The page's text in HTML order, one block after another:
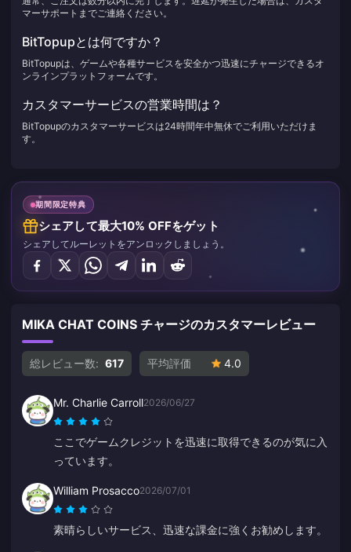
マーサポートまでご連絡ください。
BitTopupとは何ですか？
BitTopupは、ゲームや各種サービスを安全かつ迅速にチャージできるオ
ンラインプラットフォームです。
カスタマーサービスの営業時間は？
BitTopupのカスタマーサービスは24時間年中無休でご利用いただけま
す。
期間限定特典
シェアして最大10% OFFをゲット
シェアしてルーレットをアンロックしましょう。
MIKA CHAT COINS チャージのカスタマーレビュー
総レビュー数: 617 平均評価 4.0
Mr. Charlie Carroll2026/06/27
ここでゲームクレジットを迅速に取得できるのが気に入
っています。
William Prosacco2026/07/01
素晴らしいサービス、迅速な課金に強くお勧めします。